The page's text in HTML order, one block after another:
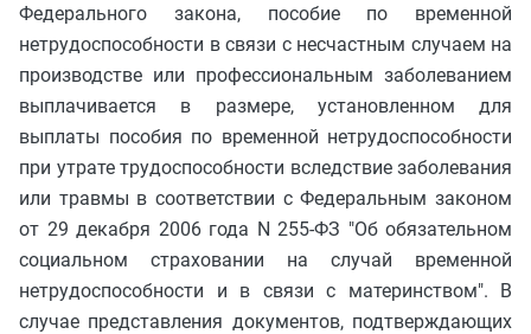
Федерального закона, пособие по временной
нетрудоспособности в связи с несчастным случаем на
производстве или профессиональным заболеванием
выплачивается в размере, установленном для
выплаты пособия по временной нетрудоспособности
при утрате трудоспособности вследствие заболевания
или травмы в соответствии с Федеральным законом
от 29 декабря 2006 года N 255-ФЗ "Об обязательном
социальном страховании на случай временной
нетрудоспособности и в связи с материнством". В
случае представления документов, подтверждающих